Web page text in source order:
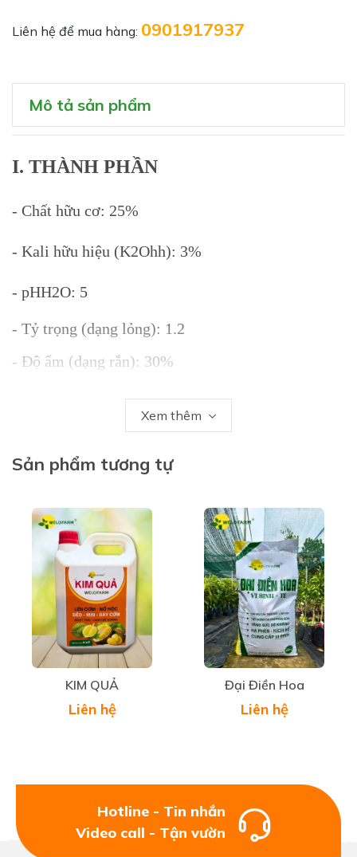
Liên hệ để mua hàng: 0901917937
Mô tả sản phẩm
I. THÀNH PHẦN
- Chất hữu cơ: 25%
- Kali hữu hiệu (K2Ohh): 3%
- pHH2O: 5
- Tỷ trọng (dạng lỏng): 1.2
- Độ ẩm (dạng rắn): 30%
II. CÔNG DỤNG
- Tăng cường quang hợp giúp trái lớn nhanh, nặng
- Cung cấp dinh dưỡng, góp phần tăng độ ngọt,
màu sắc và hương vị trái.
- Tăng cường sức đề kháng, cây tập trung nuôi trái,
chống sượng trái.
III. CÁCH SỬ DỤNG
- Liều dùng: 25ml cho bình 25 lít nước. Sử dụng
quả.
- Có thể kết hợp với thuốc BVTV.
Xem thêm
Sản phẩm tương tự
KIM QUẢ
Liên hệ
Đại Điền Hoa
Liên hệ
Hotline - Tin nhắn
Video call - Tận vườn